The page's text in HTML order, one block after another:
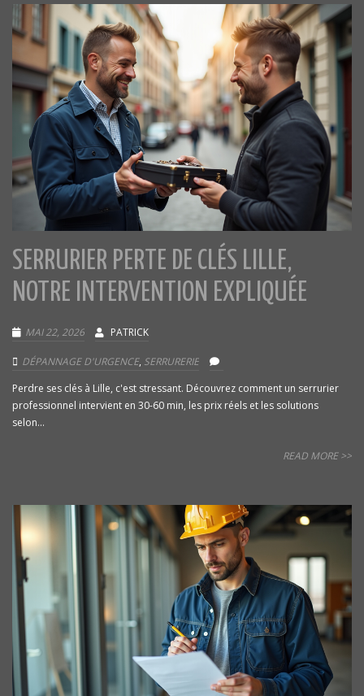
SERRURIER PERTE DE CLÉS LILLE,
NOTRE INTERVENTION EXPLIQUÉE
MAI 22, 2026 PATRICK
DÉPANNAGE D'URGENCE, SERRURERIE
Perdre ses clés à Lille, c'est stressant. Découvrez comment un serrurier
professionnel intervient en 30-60 min, les prix réels et les solutions
selon...
READ MORE >>